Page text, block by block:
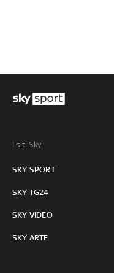
I siti Sky:
SKY SPORT
SKY TG24
SKY VIDEO
SKY ARTE